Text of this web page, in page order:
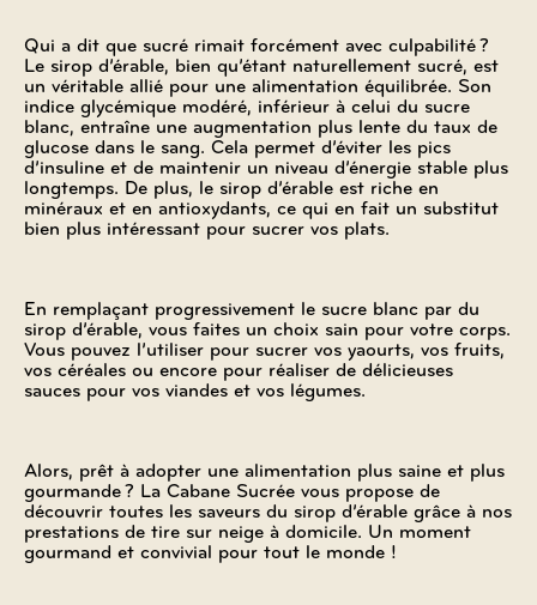
Qui a dit que sucré rimait forcément avec culpabilité ?
Le sirop d’érable, bien qu’étant naturellement sucré, est
un véritable allié pour une alimentation équilibrée. Son
indice glycémique modéré, inférieur à celui du sucre
blanc, entraîne une augmentation plus lente du taux de
glucose dans le sang. Cela permet d’éviter les pics
d’insuline et de maintenir un niveau d’énergie stable plus
longtemps. De plus, le sirop d’érable est riche en
minéraux et en antioxydants, ce qui en fait un substitut
bien plus intéressant pour sucrer vos plats.
En remplaçant progressivement le sucre blanc par du
sirop d’érable, vous faites un choix sain pour votre corps.
Vous pouvez l’utiliser pour sucrer vos yaourts, vos fruits,
vos céréales ou encore pour réaliser de délicieuses
sauces pour vos viandes et vos légumes.
Alors, prêt à adopter une alimentation plus saine et plus
gourmande ? La Cabane Sucrée vous propose de
découvrir toutes les saveurs du sirop d’érable grâce à nos
prestations de tire sur neige à domicile. Un moment
gourmand et convivial pour tout le monde !